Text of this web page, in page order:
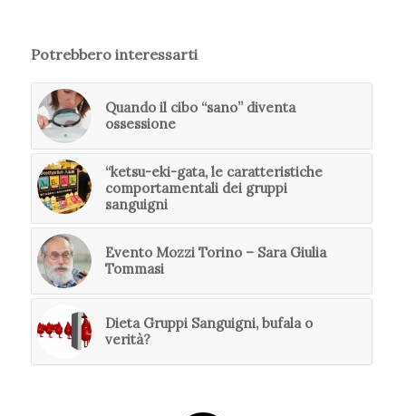
Potrebbero interessarti
Quando il cibo “sano” diventa
ossessione
“ketsu-eki-gata, le caratteristiche
comportamentali dei gruppi
sanguigni
Evento Mozzi Torino – Sara Giulia
Tommasi
Dieta Gruppi Sanguigni, bufala o
verità?